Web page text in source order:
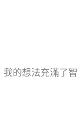
的想法充滿了智